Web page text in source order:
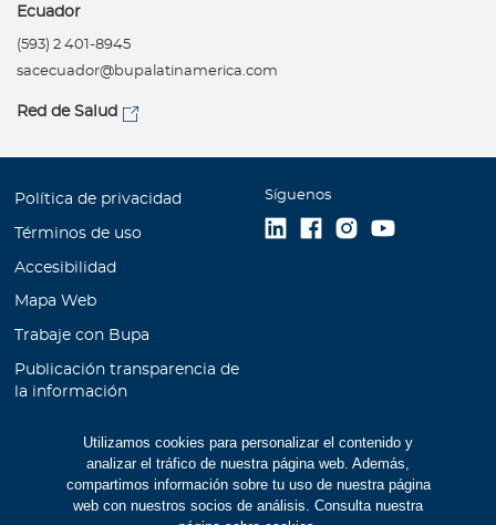
Utilizamos cookies para personalizar el contenido y
analizar el tráfico de nuestra página web. Además,
compartimos información sobre tu uso de nuestra página
web con nuestros socios de análisis. Consulta nuestra
Ecuador
(593) 2 401-8945
sacecuador@bupalatinamerica.com
Red de Salud
Política de privacidad
Términos de uso
Accesibilidad
Mapa Web
Trabaje con Bupa
Publicación transparencia de
la información
Educación Financiera
Cookies
Síguenos